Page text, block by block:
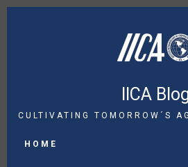
Skip
IICA
CULTIVATING TOMORROW´S
NAVIGATION
HOME